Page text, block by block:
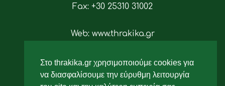
Στο thrakika.gr χρησιμοποιούμε cookies για
να διασφαλίσουμε την εύρυθμη λειτουργία
Fax: +30 25310 31002
Web: www.thrakika.gr
Ακολουθήστε μας